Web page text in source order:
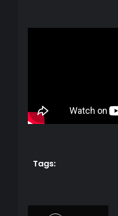
Tags: